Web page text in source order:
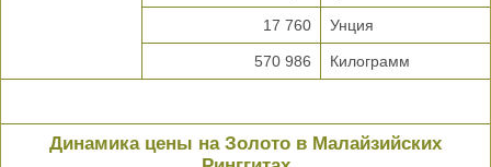
17 760 Унция
570 986 Килограмм
Динамика цены на Золото в Малайзийских